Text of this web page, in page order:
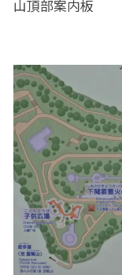
山頂部案内板